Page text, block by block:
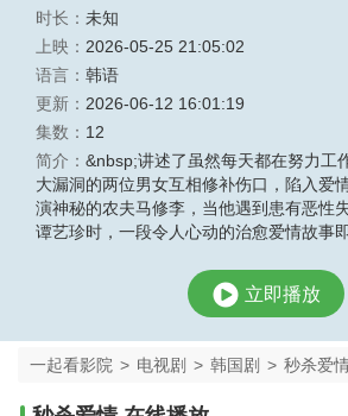
时长： 未知
上映： 2026-05-25 21:05:02
语言： 韩语
更新： 2026-06-12 16:01:19
集数： 12
简介： &nbsp;讲述了虽然每天都在努力工
大漏洞的两位男女互相修补伤口，陷入爱
演神秘的农夫马修李，当他遇到患有恶性
谭艺珍时，一段令人心动的治愈爱情故事
立即播放
一起看影院 > 电视剧 > 韩国剧 > 秒杀爱